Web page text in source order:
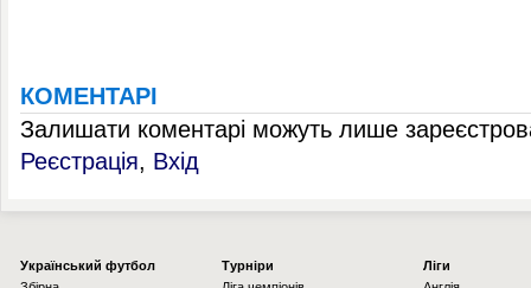
КОМЕНТАРІ
Залишати коментарі можуть лише
Реєстрація, Вхід
Українcький футбол
Турніри
Ліги